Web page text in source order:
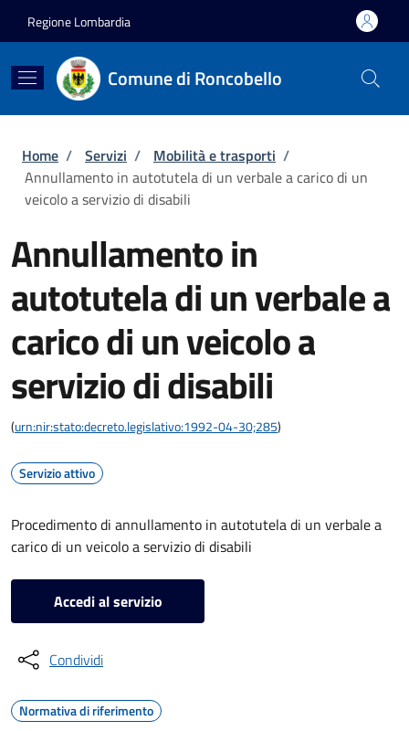
Regione Lombardia
Comune di Roncobello
Briciole di pane
Home / Servizi / Mobilità e trasporti /
Annullamento in autotutela di un verbale a carico di un
veicolo a servizio di disabili
Annullamento in
autotutela di un verbale a
carico di un veicolo a
servizio di disabili
(urn:nir:stato:decreto.legislativo:1992-04-30;285)
Servizio attivo
Procedimento di annullamento in autotutela di un verbale a
carico di un veicolo a servizio di disabili
Accedi al servizio
Condividi
Normativa di riferimento